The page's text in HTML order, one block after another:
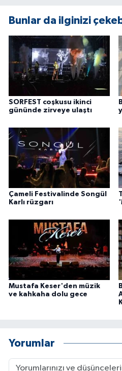
Bunlar da ilginizi
SORFEST coşkusu ikinci
gününde zirveye ulaştı
Çameli Festivalinde Songül
Karlı rüzgarı
Mustafa Keser'den müzik
ve kahkaha dolu gece
Yorumlar
Sağlık
SİYASET
SPOR HABERLERİ
TEKNOLOJİ
Turizm
ÜLKE GÜNDEMİ
YAŞAM
YEREL
Yerel Haberler